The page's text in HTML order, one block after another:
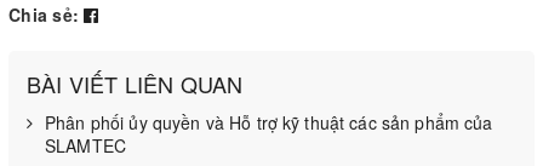
Chia sẻ:
BÀI VIẾT LIÊN QUAN
Phân phối ủy quyền và Hỗ trợ kỹ thuật các sản phẩm của
SLAMTEC